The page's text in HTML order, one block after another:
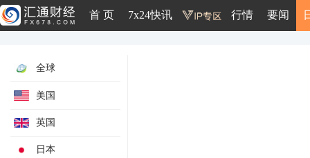
首 页 7x24快讯 行情 要闻
全球
美国
英国
日本
RBNZ部门因子-消费价格年率
出口价格-季调后
滚动年度经常账户收支
预算现金余额